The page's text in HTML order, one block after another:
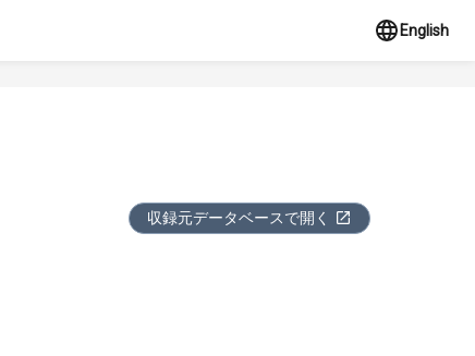
English
収録元データベースで開く